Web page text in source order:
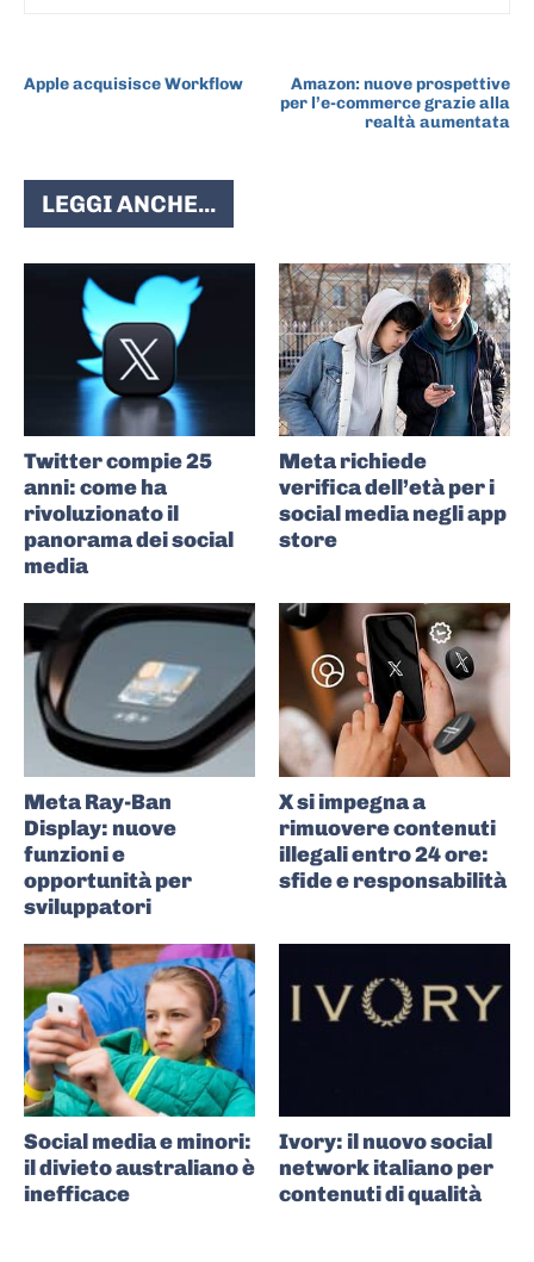
Apple acquisisce Workflow
Amazon: nuove prospettive
per l’e-commerce grazie alla
realtà aumentata
LEGGI ANCHE...
Twitter compie 25
anni: come ha
rivoluzionato il
panorama dei social
media
Meta richiede
verifica dell’età per i
social media negli app
store
Meta Ray-Ban
Display: nuove
funzioni e
opportunità per
sviluppatori
X si impegna a
rimuovere contenuti
illegali entro 24 ore:
sfide e responsabilità
Social media e minori:
il divieto australiano è
inefficace
Ivory: il nuovo social
network italiano per
contenuti di qualità